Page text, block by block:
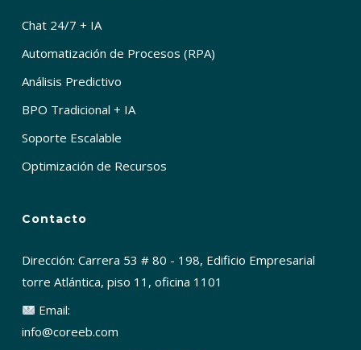
Chat 24/7 + IA
Automatización de Procesos (RPA)
Análisis Predictivo
BPO Tradicional + IA
Soporte Escalable
Optimización de Recursos
Contacto
Dirección: Carrera 53 # 80 - 198, Edificio Empresarial
torre Atlántica, piso 11, oficina 1101
Email:
info@coreeb.com